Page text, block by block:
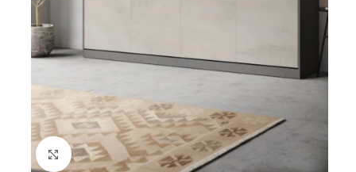
Click to enlarge